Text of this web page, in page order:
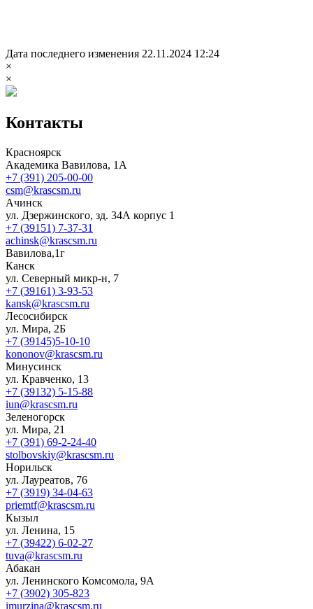
Дата последнего изменения 22.11.2024 12:24
×
×
Контакты
Красноярск
Академика Вавилова, 1А
+7 (391) 205-00-00
csm@krascsm.ru
Ачинск
ул. Дзержинского, зд. 34А корпус 1
+7 (39151) 7-37-31
achinsk@krascsm.ru
Вавилова,1г
Канск
ул. Северный микр-н, 7
+7 (39161) 3-93-53
kansk@krascsm.ru
Лесосибирск
ул. Мира, 2Б
+7 (39145)5-10-10
kononov@krascsm.ru
Минусинск
ул. Кравченко, 13
+7 (39132) 5-15-88
iun@krascsm.ru
Зеленогорск
ул. Мира, 21
+7 (391) 69-2-24-40
stolbovskiy@krascsm.ru
Норильск
ул. Лауреатов, 76
+7 (3919) 34-04-63
priemtf@krascsm.ru
Кызыл
ул. Ленина, 15
+7 (39422) 6-02-27
tuva@krascsm.ru
Абакан
ул. Ленинского Комсомола, 9А
+7 (3902) 305-823
imurzina@krascsm.ru